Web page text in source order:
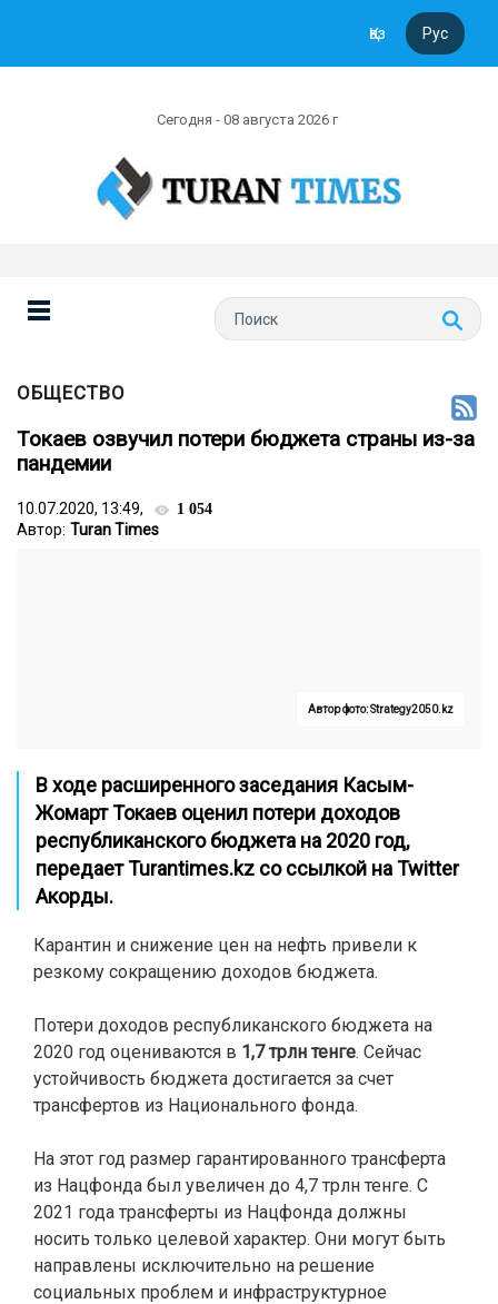
Қаз Рус
Сегодня - 08 августа 2026 г
ОБЩЕСТВО
Токаев озвучил потери бюджета страны из-за
пандемии
10.07.2020, 13:49, 1 054
Автор: Turan Times
Автор фото: Strategy2050.kz
В ходе расширенного заседания Касым-
Жомарт Токаев оценил потери доходов
республиканского бюджета на 2020 год,
передаетTurantimes.kz со ссылкой наTwitter
Акорды.
Карантин и снижение цен на нефть привели к
резкому сокращению доходов бюджета.
Потери доходов республиканского бюджета на
2020 год оцениваются в 1,7 трлн тенге. Сейчас
устойчивость бюджета достигается за счет
трансфертов из Национального фонда.
На этот год размер гарантированного трансферта
из Нацфонда был увеличен до 4,7 трлн тенге. С
2021 года трансферты из Нацфонда должны
носить только целевой характер. Они могут быть
направлены исключительно на решение
социальных проблем и инфраструктурное